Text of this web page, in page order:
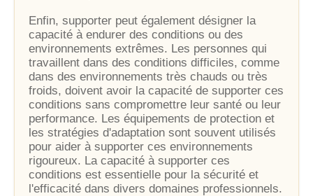
Enfin, supporter peut également désigner la
capacité à endurer des conditions ou des
environnements extrêmes. Les personnes qui
travaillent dans des conditions difficiles, comme
dans des environnements très chauds ou très
froids, doivent avoir la capacité de supporter ces
conditions sans compromettre leur santé ou leur
performance. Les équipements de protection et
les stratégies d'adaptation sont souvent utilisés
pour aider à supporter ces environnements
rigoureux. La capacité à supporter ces
conditions est essentielle pour la sécurité et
l'efficacité dans divers domaines professionnels.